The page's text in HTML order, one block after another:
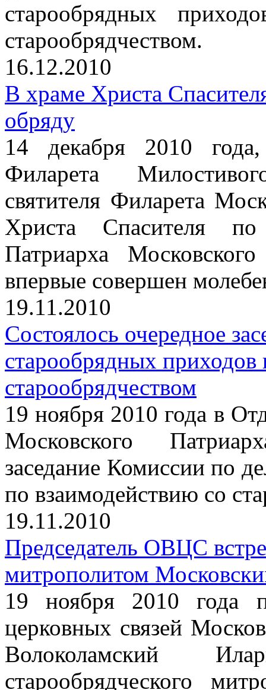
старообрядных
старообрядчеством.
16.12.2010
В храме Христа
обряду
14 декабря 2010
Филарета
святителя Филарета
Христа Спасителя по
Патриарха
впервые совершен
19.11.2010
Состоялось очередное
старообрядных
старообрядчеством
19 ноября 2010 года в
Московского
заседание Комиссии по
по взаимодействию со
19.11.2010
Председатель ОВЦС
митрополитом
19 ноября 2010 года
церковных связей
Волоколамский
старообрядческого